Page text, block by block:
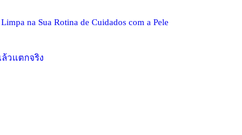
na Sua Rotina de Cuidados com a Pele
ล้วแตกจริง